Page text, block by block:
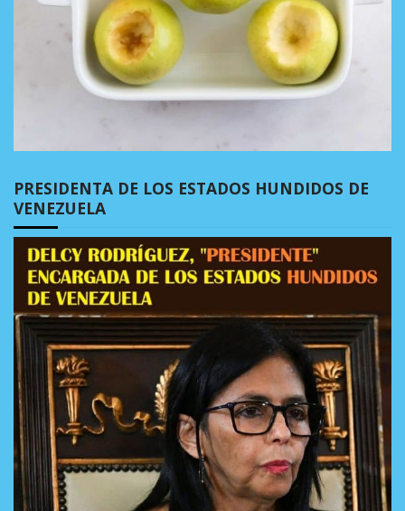
PRESIDENTA DE LOS ESTADOS HUNDIDOS DE
VENEZUELA